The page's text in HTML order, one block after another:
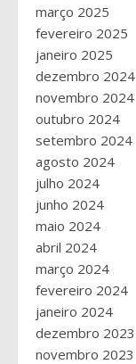
março 2025
fevereiro 2025
janeiro 2025
dezembro 2024
novembro 2024
outubro 2024
setembro 2024
agosto 2024
julho 2024
junho 2024
maio 2024
abril 2024
março 2024
fevereiro 2024
janeiro 2024
dezembro 2023
novembro 2023